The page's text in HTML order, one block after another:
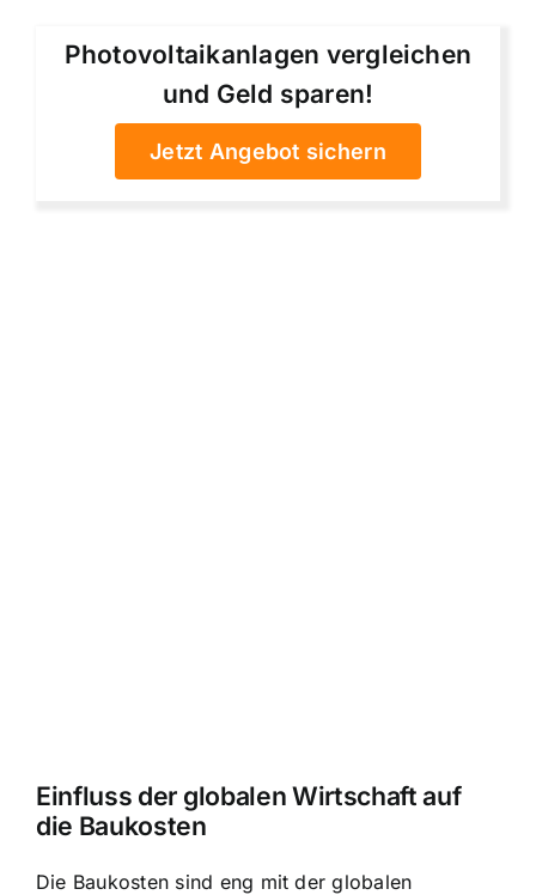
Photovoltaikanlagen vergleichen
und Geld sparen!
Jetzt Angebot sichern
Einfluss der globalen Wirtschaft auf
die Baukosten
Die Baukosten sind eng mit der globalen